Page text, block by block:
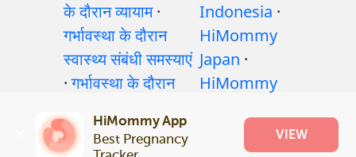
के दौरान व्यायाम·
गर्भावस्था के दौरान
स्वास्थ्य संबंधी समस्याएं
·गर्भावस्था के दौरान
समस्याएँ·Articles·
Indonesia ·
HiMommy
Japan ·
HiMommy
HiMommy App
Best Pregnancy
VIEW